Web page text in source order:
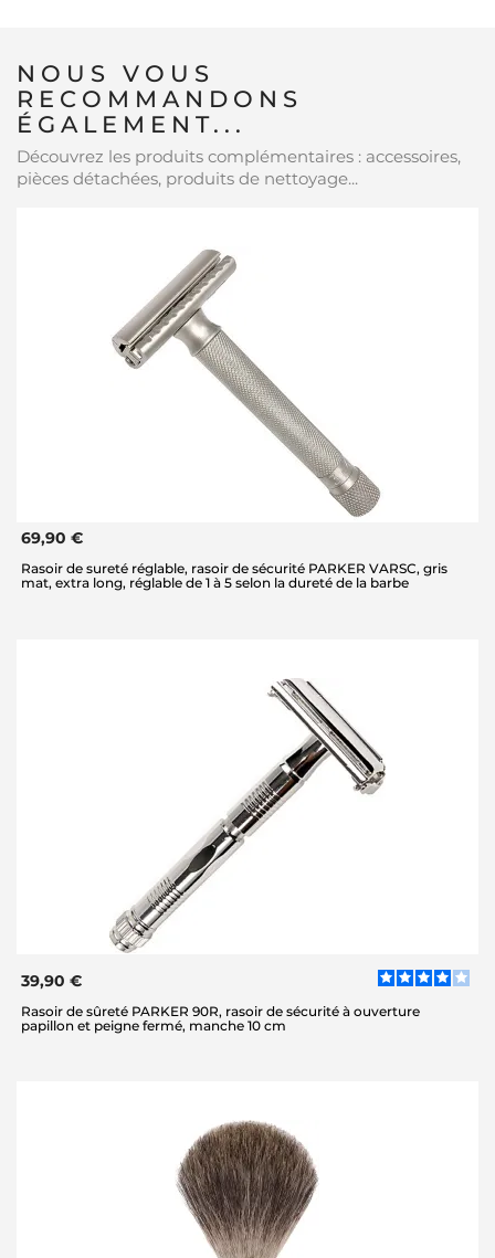
NOUS VOUS
RECOMMANDONS
ÉGALEMENT...
Découvrez les produits complémentaires : accessoires,
pièces détachées, produits de nettoyage...
69,90 €
Rasoir de sureté réglable, rasoir de sécurité PARKER VARSC, gris
mat, extra long, réglable de 1 à 5 selon la dureté de la barbe
39,90 €
Rasoir de sûreté PARKER 90R, rasoir de sécurité à ouverture
papillon et peigne fermé, manche 10 cm